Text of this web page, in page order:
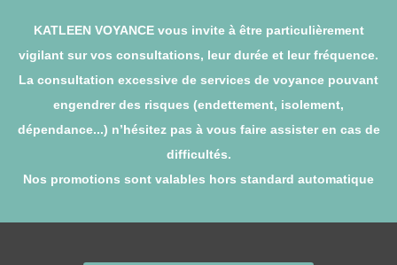
KATLEEN VOYANCE vous invite à être particulièrement
vigilant sur vos consultations, leur durée et leur fréquence.
La consultation excessive de services de voyance pouvant
engendrer des risques (endettement, isolement,
dépendance...) n’hésitez pas à vous faire assister en cas de
difficultés.
Nos promotions sont valables hors standard automatique